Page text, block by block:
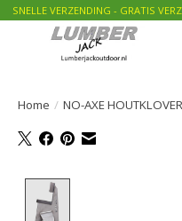
SNELLE VERZENDING - GRATIS
Home / NO-AXE HOUTKLOVER